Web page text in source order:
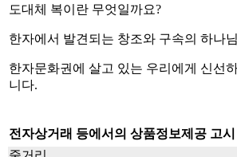
도대체 복이란 무엇일까요?
한자에서 발견되는 창조와 구속의 하나
한자문화권에 살고 있는 우리에게 신선
니다.
전자상거래 등에서의 상품정보제공 고시